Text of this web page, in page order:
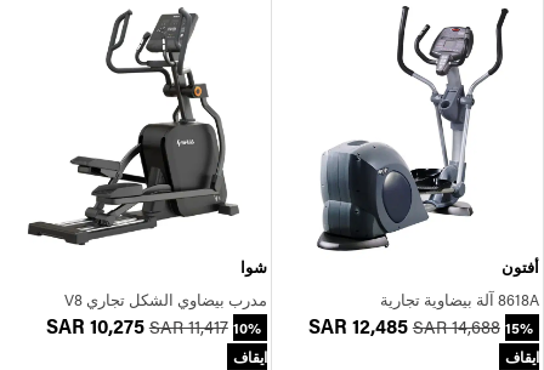
أفتون
8618A آلة بيضاوية تجارية
SAR 12,485 SAR 14,688 15%
ايقاف
شوا
مدرب بيضاوي الشكل تجاري V8
SAR 10,275 SAR 11,417 10%
ايقاف